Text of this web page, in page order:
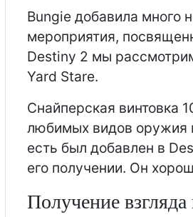
Bungie добавила много
мероприятия,
Destiny 2 мы
Yard Stare.
Снайперская винтовка
любимых видов оружия
есть был добавлен в
его получении. Он
Получение